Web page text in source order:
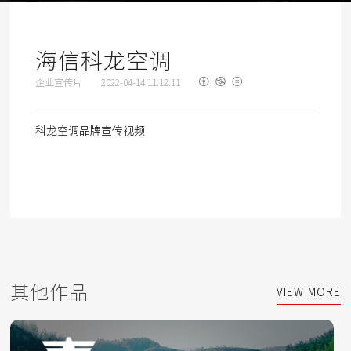
海信科龙空调
企业宣传片 2022-04-14 11:12:11
科龙空调品牌宣传视频
其他作品 VIEW MORE